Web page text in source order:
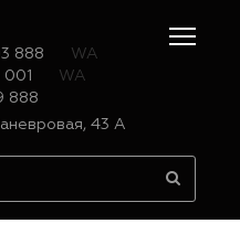
888
WA
001
WA
888
43 А